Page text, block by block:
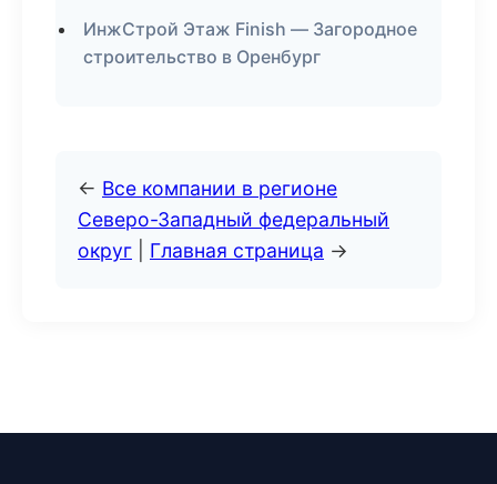
ИнжСтрой Этаж Finish — Загородное
строительство в Оренбург
← Все компании в регионе
Северо-Западный федеральный
округ
Главная страница →